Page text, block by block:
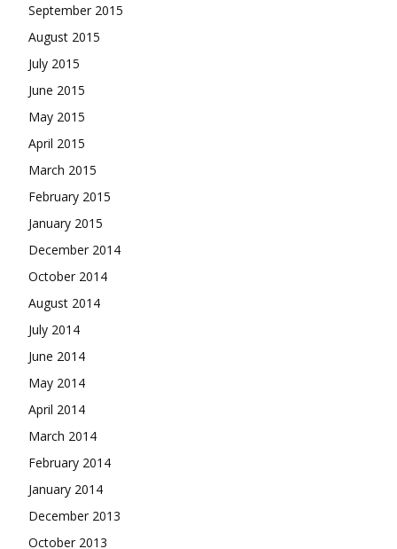
September 2015
August 2015
July 2015
June 2015
May 2015
April 2015
March 2015
February 2015
January 2015
December 2014
October 2014
August 2014
July 2014
June 2014
May 2014
April 2014
March 2014
February 2014
January 2014
December 2013
October 2013